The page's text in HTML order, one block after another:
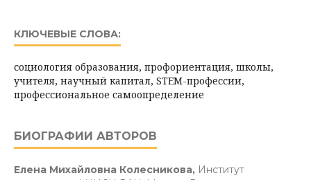
КЛЮЧЕВЫЕ СЛОВА:
социология образования, профориентация, школы,
учителя, научный капитал, STEM-профессии,
профессиональное самоопределение
БИОГРАФИИ АВТОРОВ
Елена Михайловна Колесникова, Институт